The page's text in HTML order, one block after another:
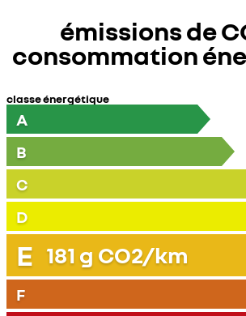
émissions de
consommation
classe énergétique
A
B
C
D
E 181 g CO2/km
F